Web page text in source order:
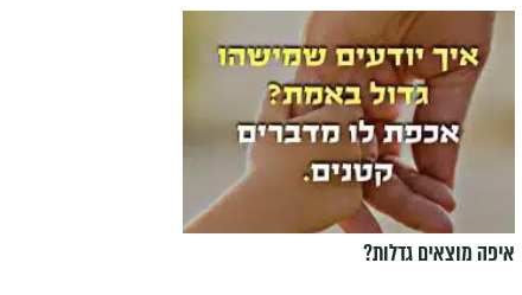
איפה מוצאים גדלות?